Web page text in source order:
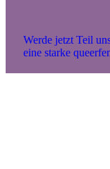
Werde jetzt Teil
eine starke